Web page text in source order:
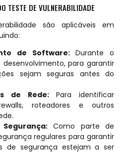
TESTE DE VULNERABILIDADE
são aplicáveis em
de Software:Durante o
para garantir
sejam seguras antes do
de Rede:Para identificar
roteadores e outros
Como parte de
regulares para garantir
de segurança estejam a ser